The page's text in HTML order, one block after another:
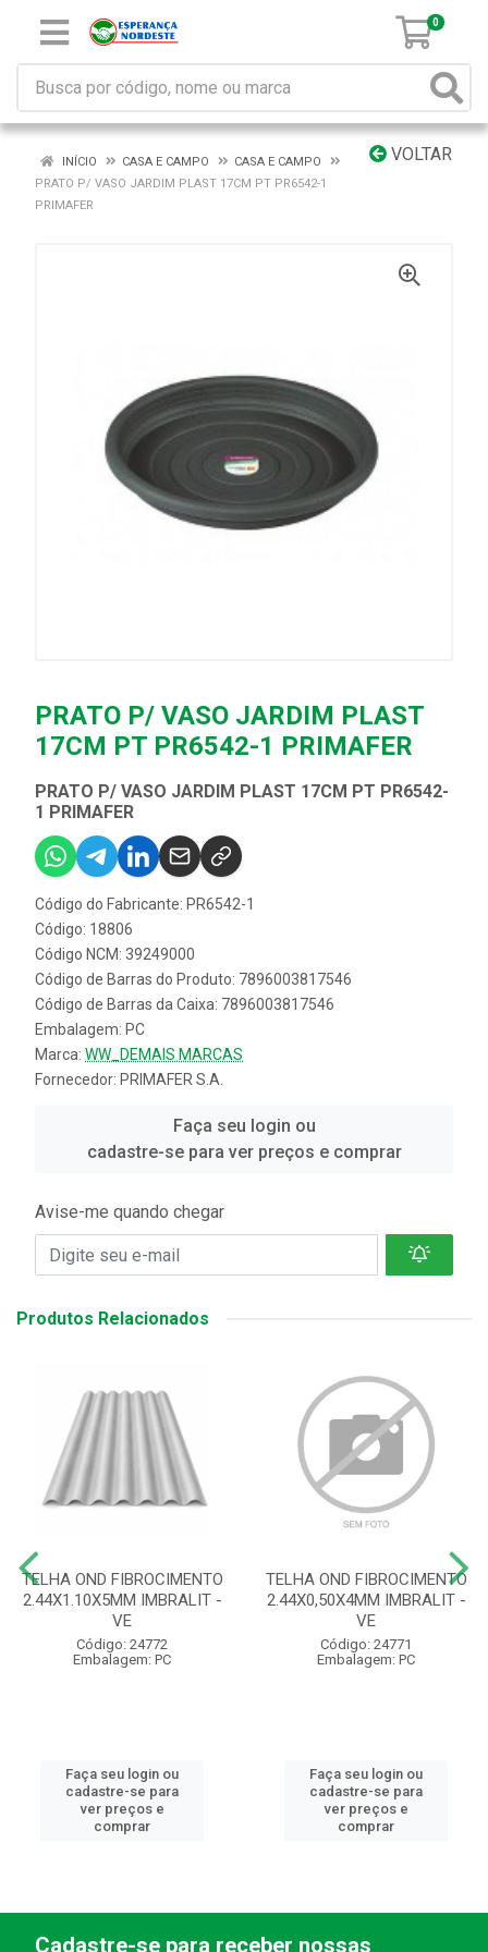
0
VOLTAR
INÍCIO CASA E CAMPO
CASA E CAMPO
PRATO P/ VASO JARDIM PLAST 17CM PT PR6542-1
PRIMAFER
PRATO P/ VASO JARDIM PLAST
17CM PT PR6542-1 PRIMAFER
PRATO P/ VASO JARDIM PLAST 17CM PT PR6542-
1 PRIMAFER
Código do Fabricante: PR6542-1
Código: 18806
Código NCM: 39249000
Código de Barras do Produto: 7896003817546
Código de Barras da Caixa: 7896003817546
Embalagem: PC
Marca: WW_DEMAIS MARCAS
Fornecedor: PRIMAFER S.A.
Faça seu login ou
cadastre-se para ver preços e comprar
Avise-me quando chegar
Produtos Relacionados
TELHA OND FIBROCIMENTO
2.44X1.10X5MM IMBRALIT -
VE
Código: 24772
Embalagem: PC
Faça seu login ou
cadastre-se para
ver preços e
comprar
TELHA OND FIBROCIMENTO
2.44X0,50X4MM IMBRALIT -
VE
Código: 24771
Embalagem: PC
Faça seu login ou
cadastre-se para
ver preços e
comprar
Cadastre-se para receber nossas